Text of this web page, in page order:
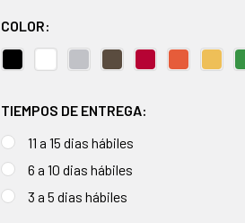
COLOR:
TIEMPOS DE ENTREGA:
11 a 15 dias hábiles
6 a 10 dias hábiles
3 a 5 dias hábiles